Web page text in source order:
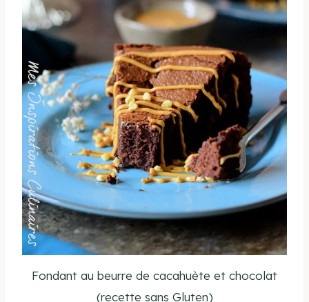
Fondant au beurre de cacahuète et chocolat
(recette sans Gluten)